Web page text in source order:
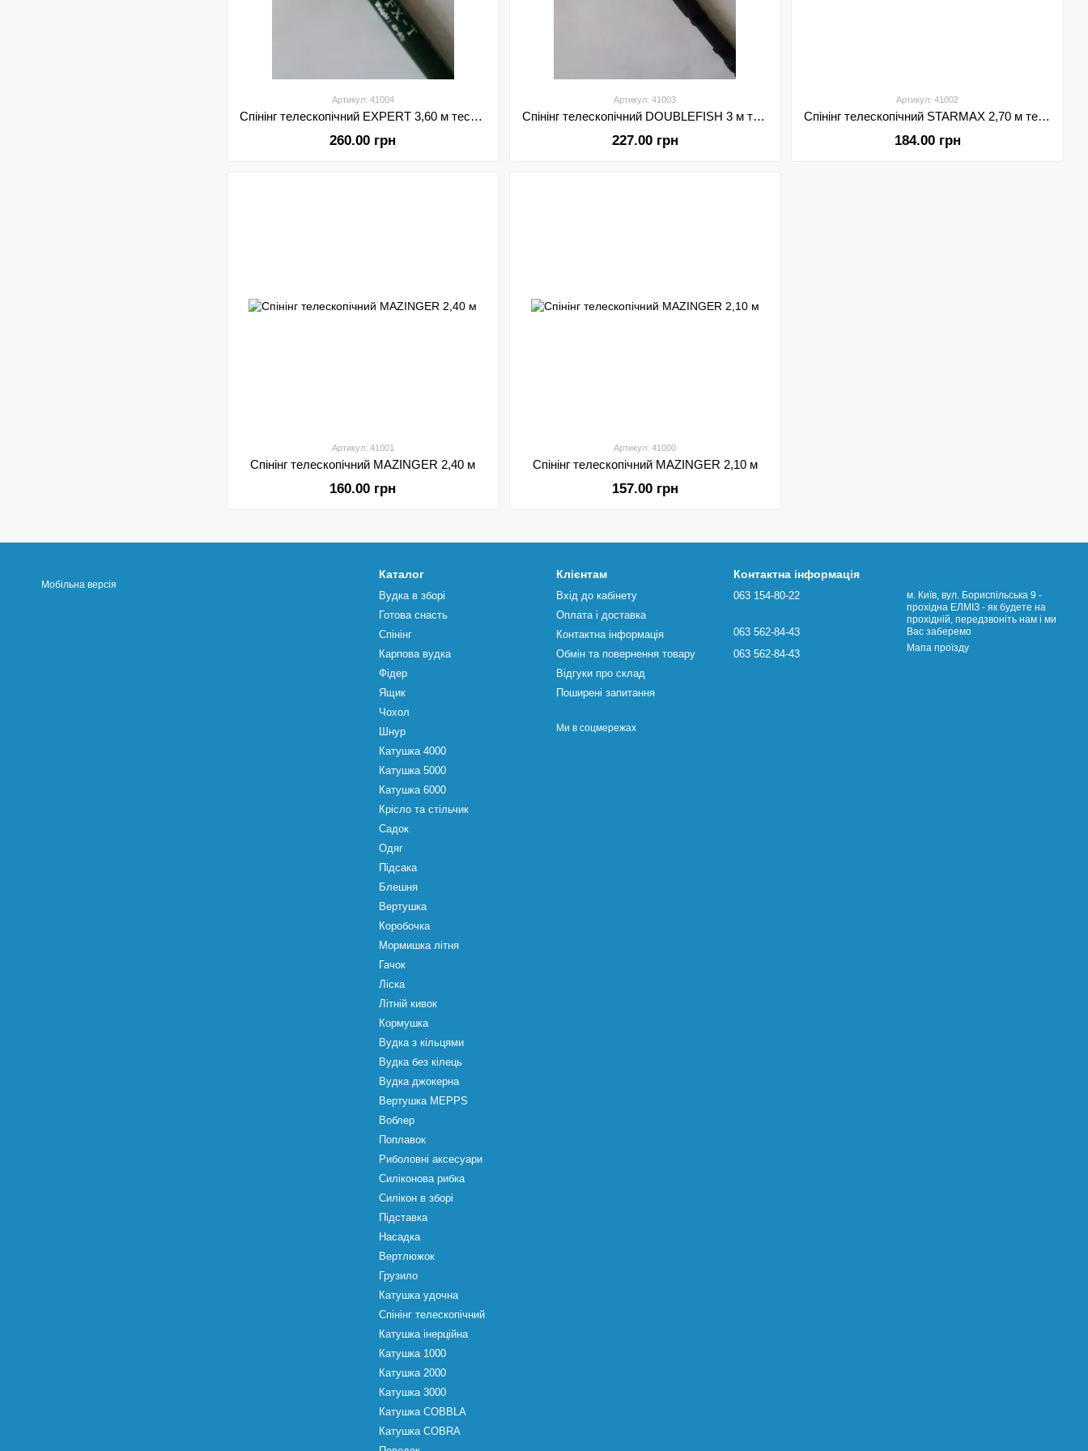
Артикул: 41004
Спінінг телескопічний EXPERT 3,60 м тест 40-80 грам
260.00 грн
Артикул: 41003
Спінінг телескопічний DOUBLEFISH 3 м тест 40-60 грам
227.00 грн
Артикул: 41002
Спінінг телескопічний STARMAX 2,70 м тест 30-60 грам
184.00 грн
Артикул: 41001
Спінінг телескопічний MAZINGER 2,40 м
160.00 грн
Артикул: 41000
Спінінг телескопічний MAZINGER 2,10 м
157.00 грн
Мобільна версія
Каталог
Вудка в зборі
Готова снасть
Спінінг
Карпова вудка
Фідер
Ящик
Чохол
Шнур
Катушка 4000
Катушка 5000
Катушка 6000
Крісло та стільчик
Садок
Одяг
Підсака
Блешня
Вертушка
Коробочка
Мормишка літня
Гачок
Ліска
Літній кивок
Кормушка
Вудка з кільцями
Вудка без кілець
Вудка джокерна
Вертушка MEPPS
Воблер
Поплавок
Риболовні аксесуари
Силіконова рибка
Силікон в зборі
Підставка
Насадка
Вертлюжок
Грузило
Катушка удочна
Спінінг телескопічний
Катушка інерційна
Катушка 1000
Катушка 2000
Катушка 3000
Катушка COBBLA
Катушка COBRA
Клієнтам
Вхід до кабінету
Оплата і доставка
Контактна інформація
Обмін та повернення товару
Відгуки про склад
Поширені запитання
Ми в соцмережах
Контактна інформація
063 154-80-22
063 562-84-43
063 562-84-43
м. Київ, вул. Бориспільська 9 -
прохідна ЕЛМІЗ - як будете на
прохідній, передзвоніть нам і ми
Вас заберемо
Мапа проїзду